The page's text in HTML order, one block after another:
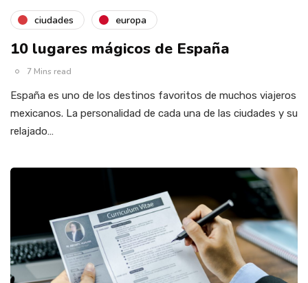
ciudades europa
10 lugares mágicos de España
7 Mins read
España es uno de los destinos favoritos de muchos viajeros
mexicanos. La personalidad de cada una de las ciudades y su
relajado…